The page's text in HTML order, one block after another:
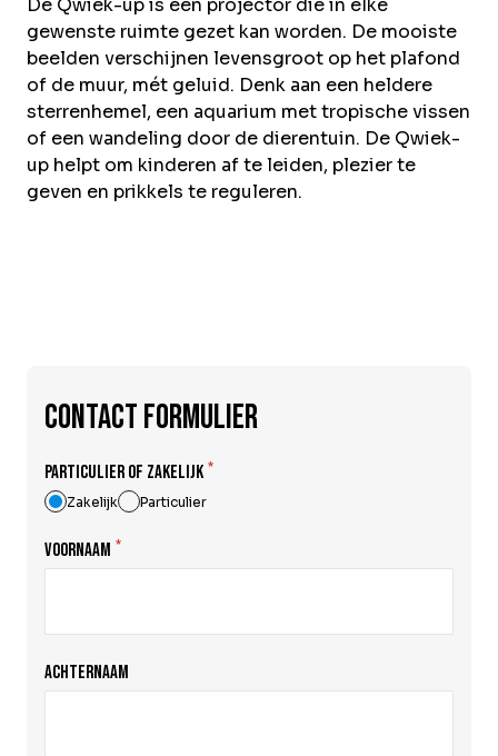
De Qwiek-up is een projector die in elke
gewenste ruimte gezet kan worden. De mooiste
beelden verschijnen levensgroot op het plafond
of de muur, mét geluid. Denk aan een heldere
sterrenhemel, een aquarium met tropische vissen
of een wandeling door de dierentuin. De Qwiek-
up helpt om kinderen af te leiden, plezier te
geven en prikkels te reguleren.
Contact formulier
PARTICULIER OF ZAKELIJK *
Zakelijk Particulier
VOORNAAM *
ACHTERNAAM